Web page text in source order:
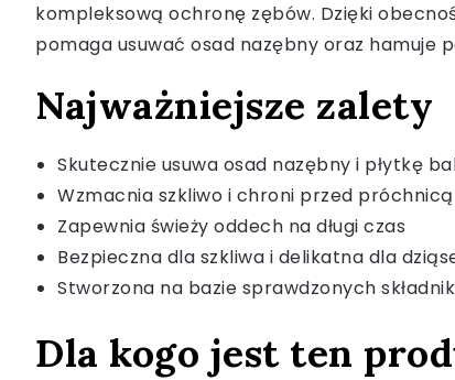
kompleksową ochronę zębów. Dzięki
pomaga usuwać osad nazębny oraz hamuje
Najważniejsze zalety
Skutecznie usuwa osad nazębny i płytkę
Wzmacnia szkliwo i chroni przed próchnicą
Zapewnia świeży oddech na długi czas
Bezpieczna dla szkliwa i delikatna dla
Stworzona na bazie sprawdzonych
Dla kogo jest ten